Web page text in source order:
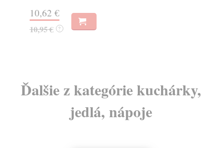
10,62 €
10,95 € ?
Ďalšie z kategórie kuchárky,
jedlá, nápoje